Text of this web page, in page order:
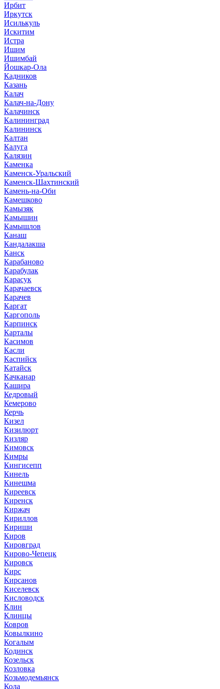
Ирбит
Иркутск
Исилькуль
Искитим
Истра
Ишим
Ишимбай
Йошкар-Ола
Кадников
Казань
Калач
Калач-на-Дону
Калачинск
Калининград
Калининск
Калтан
Калуга
Калязин
Каменка
Каменск-Уральский
Каменск-Шахтинский
Камень-на-Оби
Камешково
Камызяк
Камышин
Камышлов
Канаш
Кандалакша
Канск
Карабаново
Карабулак
Карасук
Карачаевск
Карачев
Каргат
Каргополь
Карпинск
Карталы
Касимов
Касли
Каспийск
Катайск
Качканар
Кашира
Кедровый
Кемерово
Керчь
Кизел
Кизилюрт
Кизляр
Кимовск
Кимры
Кингисепп
Кинель
Кинешма
Киреевск
Киренск
Киржач
Кириллов
Кириши
Киров
Кировград
Кирово-Чепецк
Кировск
Кирс
Кирсанов
Киселевск
Кисловодск
Клин
Клинцы
Ковров
Ковылкино
Когалым
Кодинск
Козельск
Козловка
Козьмодемьянск
Кола